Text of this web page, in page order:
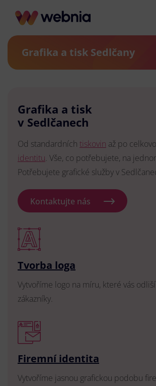
Grafika a tisk Sedlčany
Grafika a tisk
v Sedlčanech
Od standardních tiskovin až po
identitu. Vše, co potřebujete, na
Potřebujete grafické služby v
Kontaktujte nás
Tvorba loga
Vytvoříme logo na míru, které vás
zákazníky.
Firemní identita
Vytvoříme jasnou grafickou podobu